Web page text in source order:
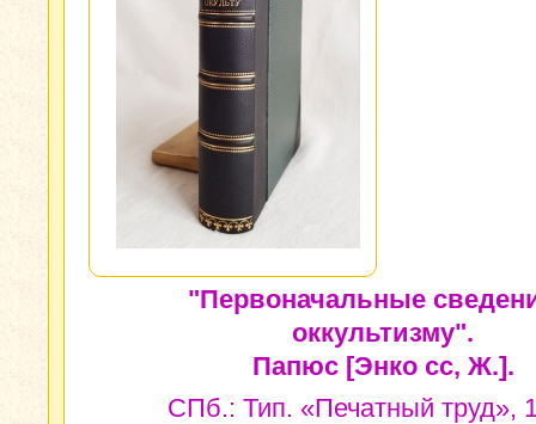
"Первоначальные
оккультизму".
Папюс [Энко сс, Ж.].
СПб.: Тип. «Печатный труд»,